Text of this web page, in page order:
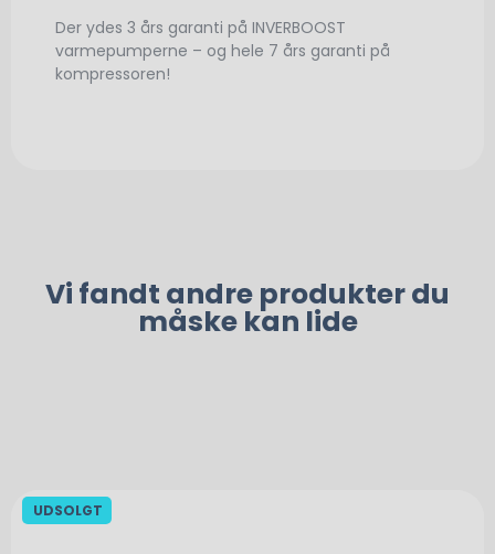
Der ydes 3 års garanti på INVERBOOST
varmepumperne – og hele 7 års garanti på
kompressoren!
Vi fandt andre produkter du
måske kan lide
UDSOLGT